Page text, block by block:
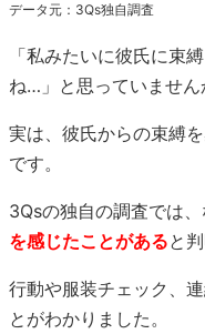
データ元：3Qs独自調査
「私みたいに彼氏に束
ね…」と思っていません
実は、彼氏からの束縛
です。
3Qsの独自の調査では、
を感じたことがあると判
行動や服装チェック、
とがわかりました。